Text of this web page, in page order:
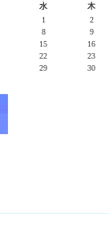
水 木
1
2
8 9
15 16
22 23
29 30